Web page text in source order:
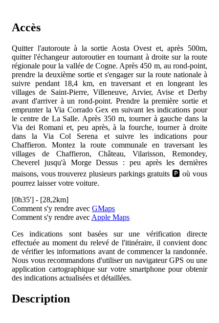
Accès
Quitter l'autorouteà la sortie Aosta Ovest et, après 500m,
quitter l'échangeur autoroutier en tournant à droite sur la route
régionalepour la vallée de Cogne. Après 450 m, au rond-point,
prendre la deuxième sortie et s'engager sur la route nationale à
suivre pendant 18,4 km, en traversant et en longeant les
villages de Saint-Pierre, Villeneuve, Arvier, Avise et Derby
avant d'arriver à un rond-point. Prendre la première sortie et
emprunter la Via Corrado Gex en suivant les indications pour
le centre de La Salle. Après 350 m, tourner à gauche dans la
Via dei Romani et, peu après, à la fourche, tourner à droite
dans la Via Col Serena et suivre les indications pour
Chaffieron. Montez la route communale en traversant les
villages de Chaffieron, Château, Vilarisson, Remondey,
Cheverel jusqu'à Morge Dessus : peu après les dernières
maisons, vous trouverez plusieurs parkings gratuits 🅿️ où vous
pourrez laisser votre voiture.
[0h35'] - [28,2km]
Comment s'y rendre avec GMaps
Comment s'y rendre avec Apple Maps
Ces indications sont basées sur une vérification directe
effectuée au moment du relevé de l'itinéraire, il convient donc
de vérifier les informations avant de commencer la randonnée.
Nous vous recommandons d'utiliser un navigateur GPS ou une
application cartographique sur votre smartphone pour obtenir
des indications actualisées et détaillées.
Description